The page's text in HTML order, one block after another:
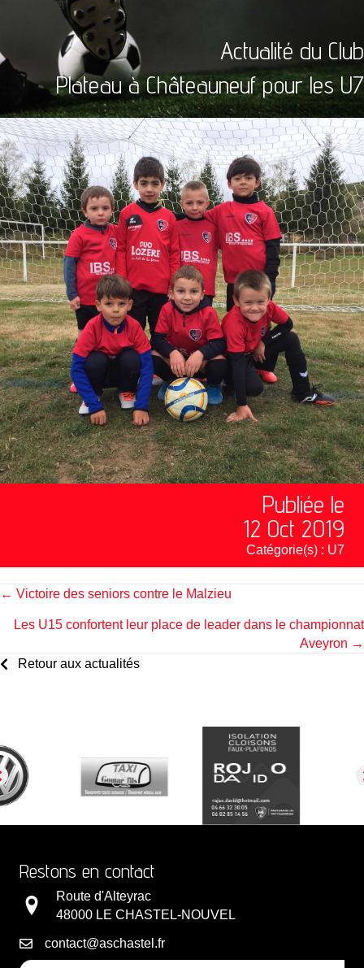
Actualité du Club
Plateau à Châteauneuf pour les U7
Publiée le
12 Oct 2019
Catégorie(s) : U7
Posts
navigation
← Victoire des seniors contre le Malzieu
Les U15 confortent leur place de leader dans le championnat
Aveyron →
Retour aux actualités
Restons en contact
Route d'Alteyrac
48000 LE CHASTEL-NOUVEL
contact@aschastel.fr